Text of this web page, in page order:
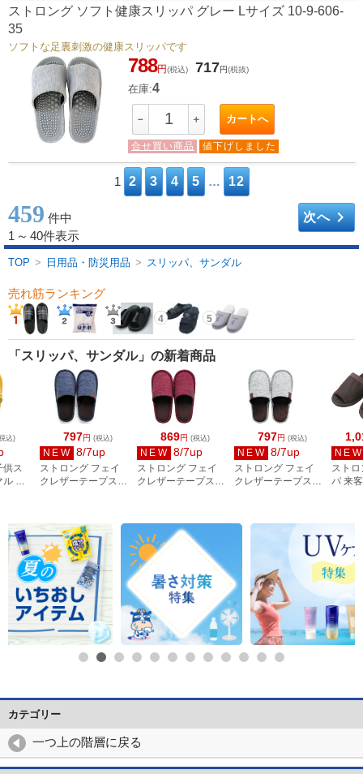
ストロング ソフト健康スリッパ グレー Lサイズ 10-9-606-
35
ソフトな足裏刺激の健康スリッパです
788円(税込) 717円(税抜)
在庫:4
－ ＋ カートへ
合せ買い商品 値下げしました
1 2 3 4 5 … 12
459 件中
1 ～ 40件表示
次へkeyboard_arrow_right
TOP > 日用品・防災用品 > スリッパ、サンダル
売れ筋ランキング
4 5
「スリッパ、サンダル」の新着商品
797円 (税込)
NEW 8/7up
ストロング フェイ
クレザーテープスリ
869円 (税込)
NEW 8/7up
ストロング フェイ
クレザーテープスリ
797円 (税込)
NEW 8/7up
ストロング フェイ
クレザーテープスリ
NEW
スト
パ 来
込)
供ス
ル イ
カテゴリー
一つ上の階層に戻る